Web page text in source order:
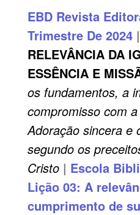
EBD Revista
Trimestre De 2024|
RELEVÂNCIA DA
ESSÊNCIA E
os fundamentos, a
compromisso com
Adoração sincera e
segundo os
Cristo | Escola
Lição 03: A
cumprimento de